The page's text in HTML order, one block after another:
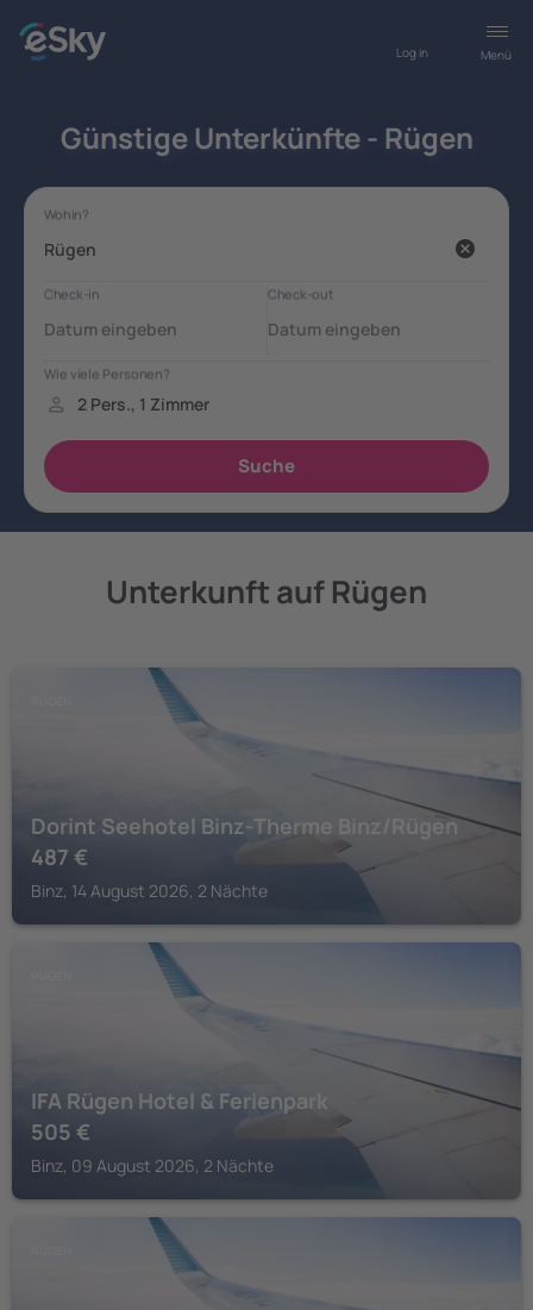
Menü
Log in
Günstige Unterkünfte - Rügen
Unterkunft auf Rügen
Dorint Seehotel Binz-Therme Binz/Rügen
487 €
Binz, 14 August 2026, 2 Nächte
IFA Rügen Hotel & Ferienpark
505 €
Binz, 09 August 2026, 2 Nächte